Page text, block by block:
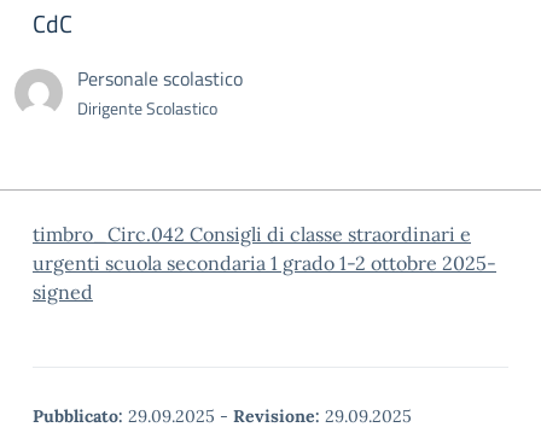
CdC
Personale scolastico
Dirigente Scolastico
timbro_Circ.042 Consigli di classe straordinari e
urgenti scuola secondaria 1 grado 1-2 ottobre 2025-
signed
Pubblicato: 29.09.2025 - Revisione: 29.09.2025